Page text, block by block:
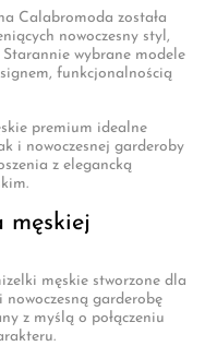
Calabromoda została
nowoczesny styl,
wybrane modele
funkcjonalnością
premium idealne
i nowoczesnej garderoby
z elegancką
męskiej
męskie stworzone dla
garderobę
z myślą o połączeniu